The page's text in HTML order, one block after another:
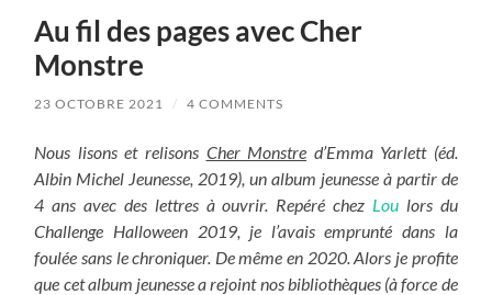
Au fil des pages avec Cher
Monstre
23 OCTOBRE 2021 / 4 COMMENTS
Nous lisons et relisons Cher Monstre d’Emma Yarlett (éd.
Albin Michel Jeunesse, 2019), un album jeunesse à partir de
4 ans avec des lettres à ouvrir. Repéré chez Loulors du
Challenge Halloween 2019, je l’avais emprunté dans la
foulée sans le chroniquer. De même en 2020. Alors je profite
que cet album jeunesse a rejoint nos bibliothèques (à force de